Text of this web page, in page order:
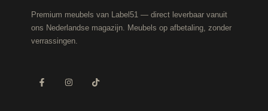
Premium meubels van Label51 — direct leverbaar vanuit
ons Nederlandse magazijn. Meubels op afbetaling, zonder
verrassingen.